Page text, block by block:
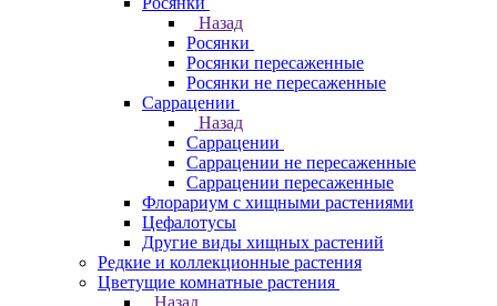
Назад
Росянки
Росянки пересаженные
Росянки не пересаженные
Саррацении
Назад
Саррацении
Саррацении не пересаженные
Саррацении пересаженные
Флорариум с хищными растениями
Цефалотусы
Другие виды хищных растений
Редкие и коллекционные растения
Цветущие комнатные растения
Назад